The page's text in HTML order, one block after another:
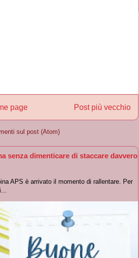
Post più vecchio
page
sul post (Atom)
senza dimenticare di staccare davvero
APS è arrivato il momento di rallentare. Per